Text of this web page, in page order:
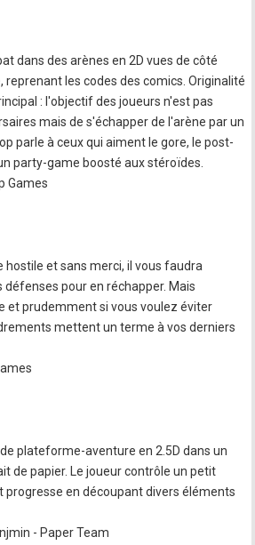
dans des arènes en 2D vues de côté
reprenant les codes des comics. Originalité
: l'objectif des joueurs n'est pas
mais de s'échapper de l'arène par un
parle à ceux qui aiment le gore, le post-
party-game boosté aux stéroïdes.
Games
hostile et sans merci, il vous faudra
pour en réchapper. Mais
et prudemment si vous voulez éviter
mettent un terme à vos derniers
plateforme-aventure en 2.5D dans un
de papier. Le joueur contrôle un petit
progresse en découpant divers éléments
- Paper Team